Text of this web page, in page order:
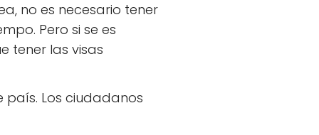
no es necesario tener
Pero si se es
tener las visas
país. Los ciudadanos